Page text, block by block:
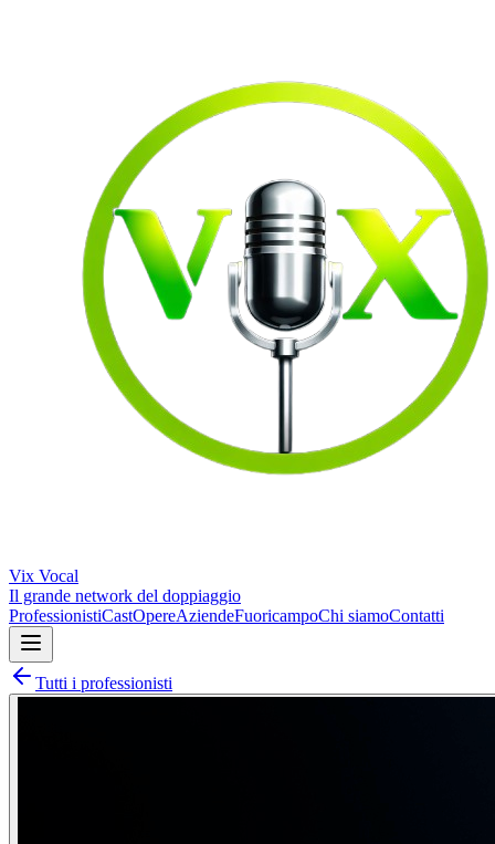
Vix Vocal
Il grande network del doppiaggio
ProfessionistiCastOpereAziendeFuoricampoChi siamoContatti
Tutti i professionisti